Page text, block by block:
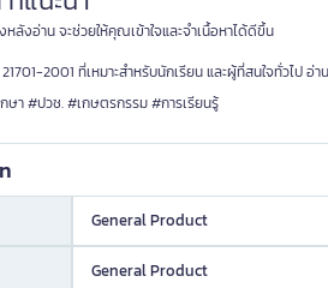
ลังอ่าน จะช่วยให้คุณเข้าใจและจำเนื้อหาได้ดีขึ้น
2001 ที่เหมาะสำหรับนักเรียน และผู้ที่สนใจทั่วไป
า #ปวช. #เกษตรกรรม #การเรียนรู้
General Product
General Product